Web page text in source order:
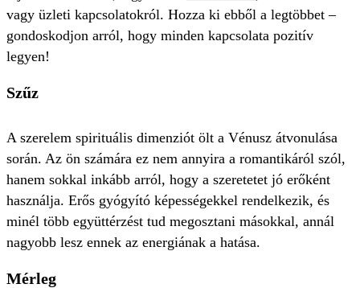
vagy üzleti kapcsolatokról. Hozza ki ebből a legtöbbet –
gondoskodjon arról, hogy minden kapcsolata pozitív
legyen!
Szűz
A szerelem spirituális dimenziót ölt a Vénusz átvonulása
során. Az ön számára ez nem annyira a romantikáról szól,
hanem sokkal inkább arról, hogy a szeretetet jó erőként
használja. Erős gyógyító képességekkel rendelkezik, és
minél több együttérzést tud megosztani másokkal, annál
nagyobb lesz ennek az energiának a hatása.
Mérleg